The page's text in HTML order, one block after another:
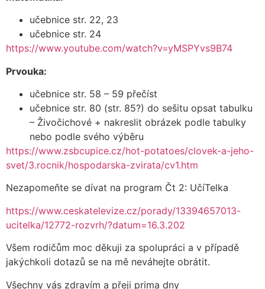
učebnice str. 22, 23
učebnice str. 24
https://www.youtube.com/watch?v=yMSPYvs9B74
Prvouka:
učebnice str. 58 – 59 přečíst
učebnice str. 80 (str. 85?) do sešitu opsat tabulku
– Živočichové + nakreslit obrázek podle tabulky
nebo podle svého výběru
https://www.zsbcupice.cz/hot-potatoes/clovek-a-jeho-
svet/3.rocnik/hospodarska-zvirata/cv1.htm
Nezapomeňte se dívat na program Čt 2: UčíTelka
https://www.ceskatelevize.cz/porady/13394657013-
ucitelka/12772-rozvrh/?datum=16.3.202
Všem rodičům moc děkuji za spolupráci a v případě
jakýchkoli dotazů se na mě neváhejte obrátit.
Všechny vás zdravím a přeji prima dny